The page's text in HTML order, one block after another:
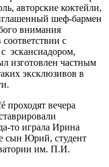
авторские коктейли,
шеф-бармен
внимания
с
эскансиадором,
изготовлен частным
эксклюзивов в
вечера
то играла Ирина
сын Юрий, студент
им. П.И.